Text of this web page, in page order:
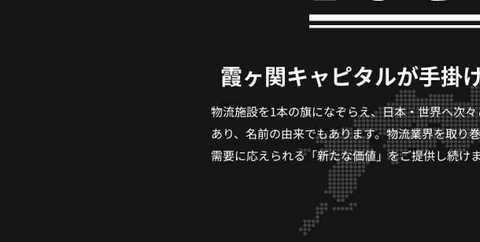
霞ヶ関キャピタルが手掛
物流施設を1本の旗になぞらえ、日本・世界へ次
あり、名前の由来でもあります。物流業界を取り
需要に応えられる「新たな価値」をご提供し続けま